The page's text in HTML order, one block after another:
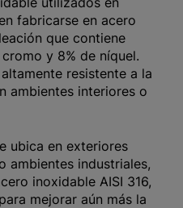
fabricarse en acero
que contiene
y 8% de níquel.
resistente a la
ambientes interiores o
ubica en exteriores
ambientes industriales,
inoxidable AISI 316,
mejorar aún más la